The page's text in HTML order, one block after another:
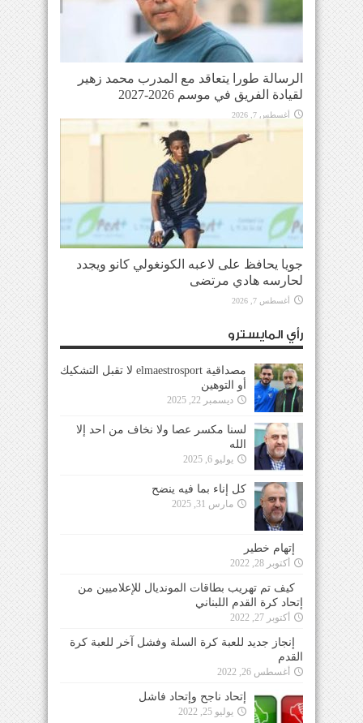
الرسالة طورا يتعاقد مع المدرب محمد زهير
لقيادة الفريق في موسم 2026-2027
أغسطس 7, 2026
جويا يحافظ على لاعبه الكونغولي كانو ويجدد
لحارسه هادي مرتضى
أغسطس 7, 2026
رأي المايسترو
مصداقية elmaestrosport لا تقبل التشكيك
أو التوهين
ديسمبر 22, 2025
لسنا مكسر عصا ولا نخاف من احد إلا
الله
يوليو 6, 2025
كل إناء بما فيه ينضح
مارس 31, 2025
إتهام خطير
أكتوبر 28, 2022
كيف تم تهريب بطاقات المونديال للإعلاميين من
إتحاد كرة القدم اللبناني
أكتوبر 27, 2022
إنجاز جديد للعبة كرة السلة وفشل آخر للعبة كرة
القدم
أغسطس 26, 2022
إتحاد ناجح وإتحاد فاشل
يوليو 25, 2022